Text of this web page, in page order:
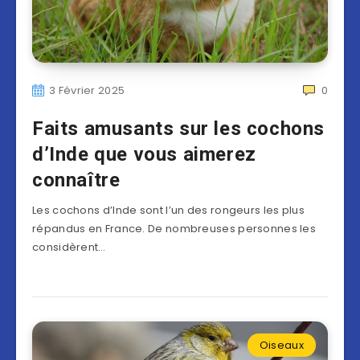
3 Février 2025 0
Faits amusants sur les cochons
d’Inde que vous aimerez
connaître
Les cochons d’Inde sont l’un des rongeurs les plus
répandus en France. De nombreuses personnes les
considèrent…
Oiseaux